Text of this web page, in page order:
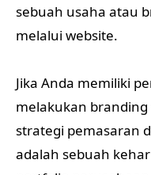
sebuah usaha atau
melalui website.
Jika Anda memiliki
melakukan
strategi pemasaran
adalah sebuah